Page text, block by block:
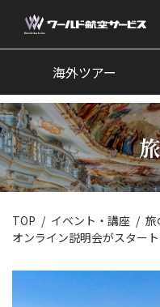
海外ツアー
国内ツアー
クルーズツアー
ツアー催行状況
旅のひろば
イベント
新着情報
海外ツアー
TOP イベント・講座
旅
オンライン説明会がスタート